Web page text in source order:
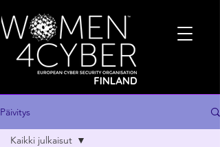
Päivitys
Kaikki julkaisut